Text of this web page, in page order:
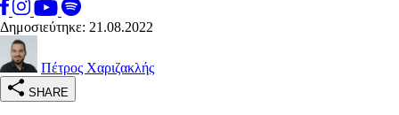
Δημοσιεύτηκε: 21.08.2022
Πέτρος Χαριζακλής
SHARE